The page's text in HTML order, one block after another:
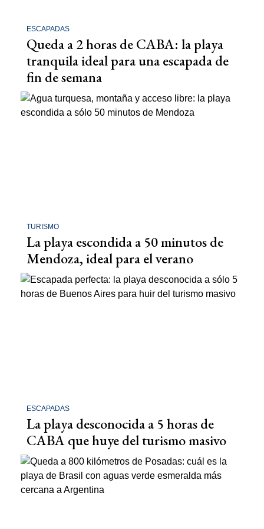
ESCAPADAS
Queda a 2 horas de CABA: la playa
tranquila ideal para una escapada de
fin de semana
TURISMO
La playa escondida a 50 minutos de
Mendoza, ideal para el verano
ESCAPADAS
La playa desconocida a 5 horas de
CABA que huye del turismo masivo